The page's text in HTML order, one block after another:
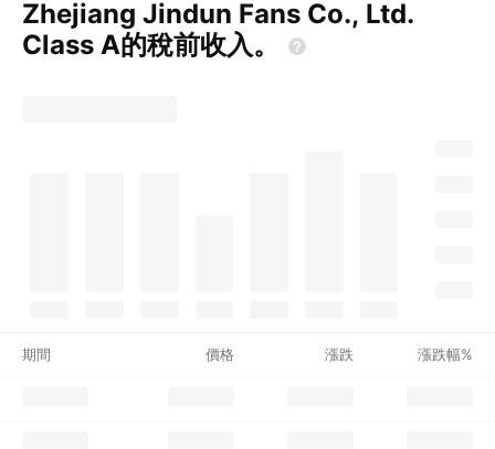
Zhejiang Jindun Fans Co., Ltd.
Class A的稅前收入。
期間 價格 漲跌 漲跌幅%